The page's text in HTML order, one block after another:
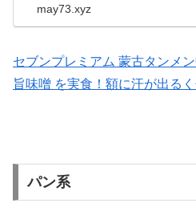
may73.xyz
セブンプレミアム 蒙古タンメ
旨味噌 を実食！額に汗が出る
パン系